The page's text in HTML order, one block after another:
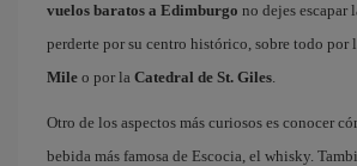
vuelos baratos a Edimburgo no dejes escapar
perderte por su centro histórico, sobre todo por
Mile o por la Catedral de St. Giles.
Otro de los aspectos más curiosos es conocer
bebida más famosa de Escocia, el whisky.